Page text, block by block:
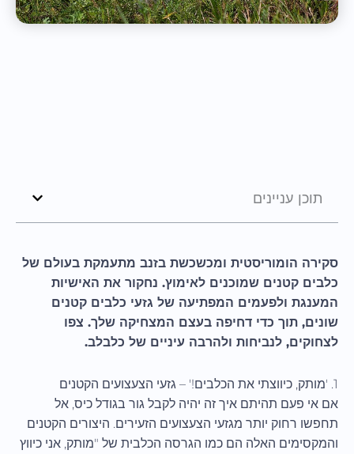
תוכן עניינים
סקירה הומוריסטית ומכשכשת בזנב מתעמקת בעולם של
כלבים קטנים שמוכנים לאימוץ. נחקור את האישיות
המענגת ולפעמים המפתיעה של גזעי כלבים קטנים
שונים, תוך כדי דחיפה בעצם המצחיקה שלך. צפו
לצחוקים, לנביחות ולהרבה עיניים של כלבלב.
1. 'מותק, כיווצתי את הכלבים!' – גזעי הצעצועים הקטנים
אם אי פעם תהיתם איך זה יהיה לקבל גור בגודל כיס, אל
תחפשו רחוק יותר מגזעי הצעצועים הזעירים. היצורים הקטנים
והמקסימים האלה הם כמו הגרסה הכלבית של "מותק, אני כיווץ